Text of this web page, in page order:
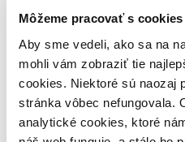
Môžeme pracovať s
Aby sme vedeli, ako sa na
mohli vám zobraziť tie
cookies. Niektoré sú naozaj
stránka vôbec nefungovala.
analytické cookies, ktoré
O nás
Náš príbeh
Galéria Martinusu
Zodpovednosť
Sme B Corp